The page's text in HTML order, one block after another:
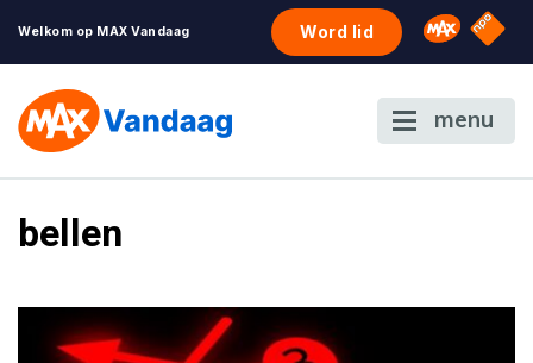
Welkom op MAX Vandaag Word lid Omroep
NPO
menu
bellen